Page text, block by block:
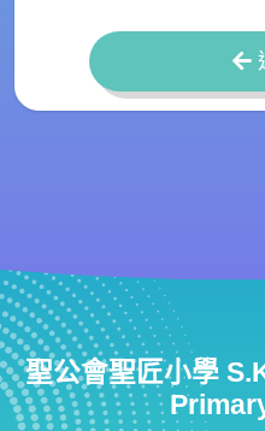
聖公會聖匠小學